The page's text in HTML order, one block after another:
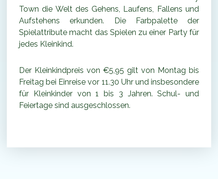
Town die Welt des Gehens, Laufens, Fallens und
Aufstehens erkunden. Die Farbpalette der
Spielattribute macht das Spielen zu einer Party für
jedes Kleinkind.
Der Kleinkindpreis von €5,95 gilt von Montag bis
Freitag bei Einreise vor 11.30 Uhr und insbesondere
für Kleinkinder von 1 bis 3 Jahren. Schul- und
Feiertage sind ausgeschlossen.